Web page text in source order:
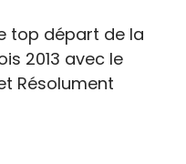
top départ de la
2013 avec le
Résolument